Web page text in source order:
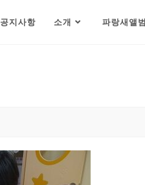
공지사항 소개 파랑새앨범